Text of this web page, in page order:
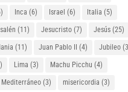
Inca (6) Israel (6) Italia (5)
(11) Jesucristo(7) Jesús(25)
(11) Juan Pablo II (4) Jubileo
Lima (3) Machu Picchu (4)
Mediterráneo(3) misericordia (3)